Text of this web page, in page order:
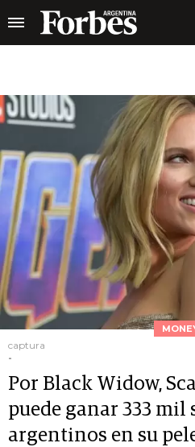
captura
-
Por Black Widow,
puede ganar 333
argentinos en su